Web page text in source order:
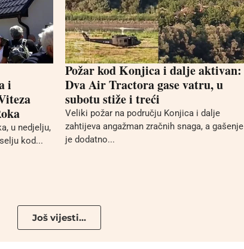
i
u nedjelju,
kod...
Požar kod Konjica i dalje aktivan:
Dva Air Tractora gase vatru, u
subotu stiže i treći
Veliki požar na području Konjica i dalje
zahtijeva angažman zračnih snaga, a gašenje
je dodatno...
Još vijesti...